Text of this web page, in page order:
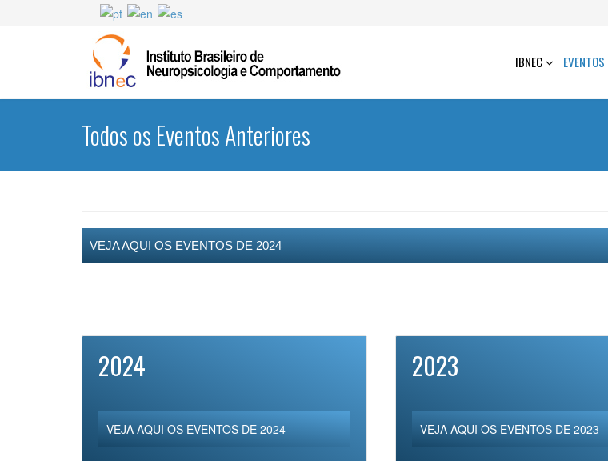
IBNEC EVENTOS
Todos os Eventos Anteriores
VEJA AQUI OS EVENTOS DE 2024
2024
VEJA AQUI OS EVENTOS DE 2024
2023
VEJA AQUI OS EVENTOS DE 2023